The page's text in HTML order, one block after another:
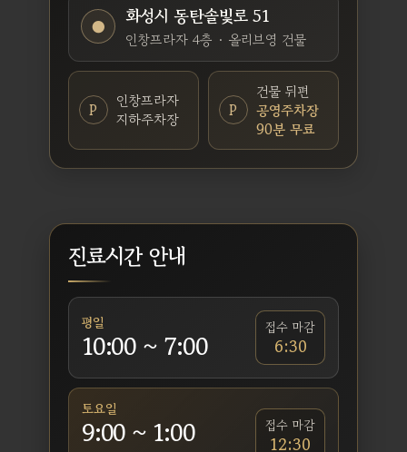
● 화성시 동탄솔빛로 51
인창프라자 4층 · 올리브영 건물
P
인창프라자
지하주차장
P
건물 뒤편
공영주차장
90분 무료
진료시간 안내
평일
10:00 ~ 7:00
접수 마감
6:30
토요일
9:00 ~ 1:00 접수 마감
12:30